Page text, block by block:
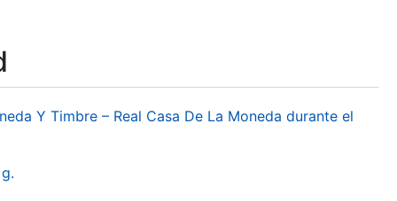
Y Timbre – Real Casa De La Moneda durante el